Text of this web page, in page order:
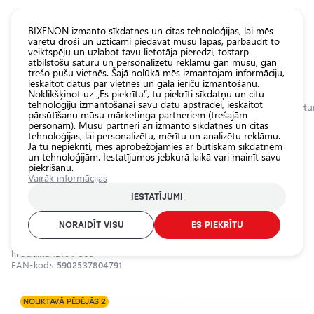
Sākumlapa Kategorijas Veikals Ārējais auto apgaismojums Darba
Papildu auto darba gaismas
lukturis 10W, 9-32V, 6000K, IP68
EINPARTS / 04-369
Produkta ID:
EAN-kods:5902537804791
NOLIKTAVĀ PĒDĒJĀS 2
Visas
veikala
preces
Veikals
Pamatlukturu
spuldzes
Ārējais auto
Iekšējais auto
apgaismojums
Apgaismojuma
aksesuāri
aizsardzība
BIXENON izmanto sīkdatnes un citas tehnoloģijas, lai mēs
varētu droši un uzticami piedāvāt mūsu lapas, pārbaudīt to
veiktspēju un uzlabot tavu lietotāja pieredzi, tostarp
atbilstošu saturu un personalizētu reklāmu gan mūsu, gan
trešo pušu vietnēs. Šajā nolūkā mēs izmantojam informāciju,
ieskaitot datus par vietnes un gala ierīču izmantošanu.
Noklikšķinot uz „Es piekrītu”, tu piekrīti sīkdatņu un citu
tehnoloģiju izmantošanai savu datu apstrādei, ieskaitot
pārsūtīšanu mūsu mārketinga partneriem (trešajām
personām). Mūsu partneri arī izmanto sīkdatnes un citas
tehnoloģijas, lai personalizētu, mērītu un analizētu reklāmu.
Ja tu nepiekrīti, mēs aprobežojamies ar būtiskām sīkdatnēm
un tehnoloģijām. Iestatījumos jebkurā laikā vari mainīt savu
piekrišanu.
Vairāk informācijas
IESTATĪJUMI
NORAIDĪT VISU ES PIEKRĪTU